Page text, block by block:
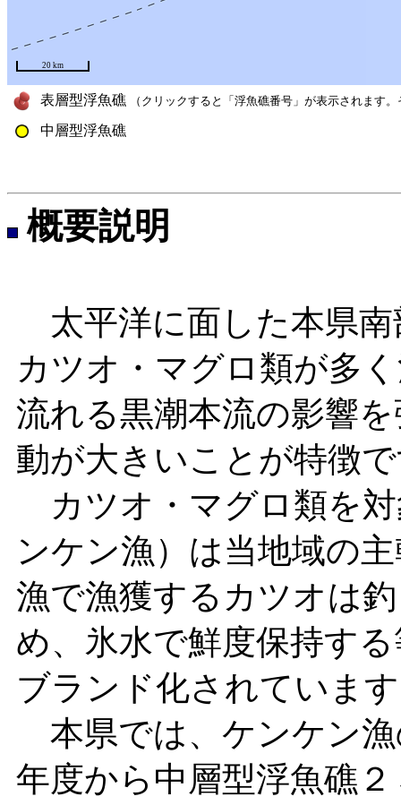
20 km
表層型浮魚礁 （クリックすると「浮魚礁番号」が表示されます
中層型浮魚礁
概要説明
太平洋に面した本県南
カツオ・マグロ類が多
流れる黒潮本流の影響
動が大きいことが特徴
カツオ・マグロ類を
ンケン漁）は当地域の
漁で漁獲するカツオは
め、氷水で鮮度保持す
ブランド化されていま
本県では、ケンケン
年度から中層型浮魚礁